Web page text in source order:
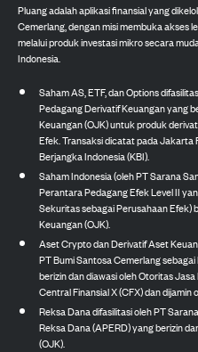
Pluang adalah aplikasi finansial yang
Cemerlang, dengan misi membuka akses
melalui produk investasi mikro secara
Indonesia.
Saham AS, ETF, dan Options
Pedagang Derivatif Keuangan yang
Keuangan (OJK) untuk produk
Efek. Transaksi dicatat pada Jakarta
Berjangka Indonesia (KBI).
Saham Indonesia (oleh PT Sarana
Perantara Pedagang Efek Level II
Sekuritas sebagai Perusahaan Efek)
Keuangan (OJK).
Aset Crypto dan Derivatif Aset
PT Bumi Santosa Cemerlang
berizin dan diawasi oleh Otoritas
Central Finansial X (CFX) dan dijamin
Reksa Dana difasilitasi oleh PT
Reksa Dana (APERD) yang berizin
(OJK).